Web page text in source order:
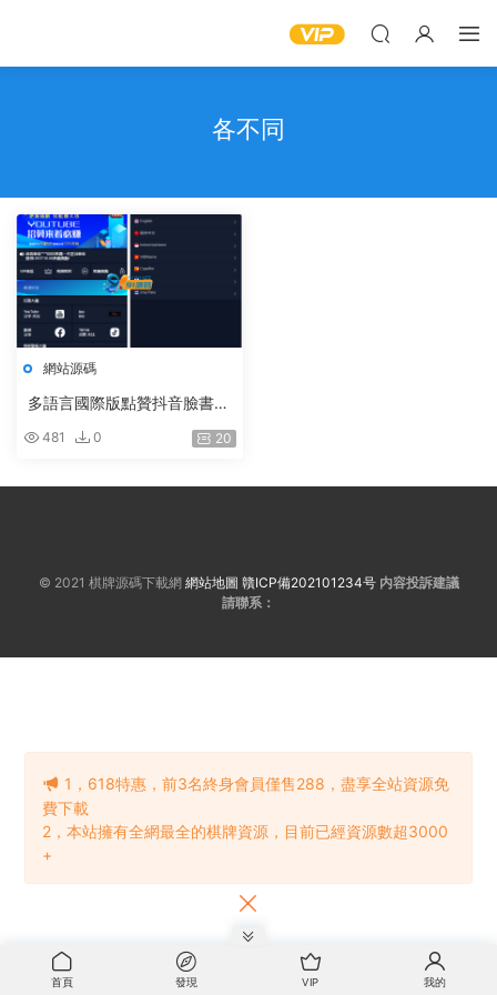
各不同
網站源碼
多語言國際版點贊抖音臉書tik
字搭建教程
481 0 20
© 2021 棋牌源碼下載網 網站地圖 贛ICP備202101234号 内容投訴建議
請聯系：
首頁 發現 VIP 我的
1，618特惠，前3名終身會員僅售288，盡享全站資源免
費下載
2，本站擁有全網最全的棋牌資源，目前已經資源數超3000
+